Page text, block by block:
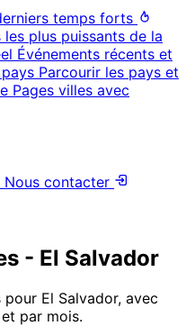
temps forts
les plus puissants de la
Événements récents et
Parcourir les pays et
Pages villes avec
Nous contacter
- El Salvador
El Salvador, avec
par mois.